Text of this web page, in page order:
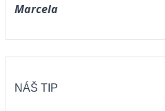
Marcela
NÁŠ TIP